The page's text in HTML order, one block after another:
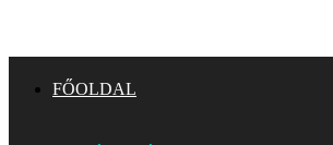
FŐOLDAL